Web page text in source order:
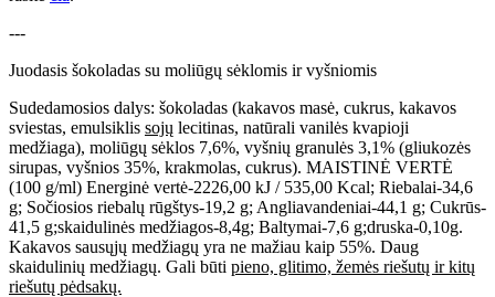
---
Juodasis šokoladas su moliūgų sėklomis ir vyšniomis
Sudedamosios dalys: šokoladas (kakavos masė, cukrus, kakavos
sviestas, emulsiklis sojų lecitinas, natūrali vanilės kvapioji
medžiaga), moliūgų sėklos 7,6%, vyšnių granulės 3,1% (gliukozės
sirupas, vyšnios 35%, krakmolas, cukrus). MAISTINĖ VERTĖ
(100 g/ml) Energinė vertė-2226,00 kJ / 535,00 Kcal; Riebalai-34,6
g; Sočiosios riebalų rūgštys-19,2 g; Angliavandeniai-44,1 g; Cukrūs-
41,5 g;skaidulinės medžiagos-8,4g; Baltymai-7,6 g;druska-0,10g.
Kakavos sausųjų medžiagų yra ne mažiau kaip 55%. Daug
skaidulinių medžiagų. Gali būti pieno, glitimo, žemės riešutų ir kitų
riešutų pėdsakų.